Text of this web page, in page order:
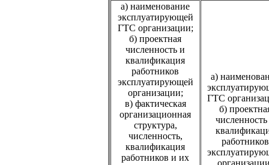
а) наименование
эксплуатирующей
ГТС организации;
б) проектная
численность и
квалификация
работников
эксплуатирующей
организации;
в) фактическая
организационная
структура,
численность,
квалификация
работников и их
а)
ГТС
б)
работников